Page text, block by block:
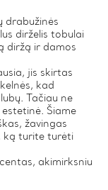
drabužinės
dirželis tobulai
diržą ir damos
jis skirtas
kad
Tačiau ne
Šiame
žavingas
ką turite turėti
akimirksniu